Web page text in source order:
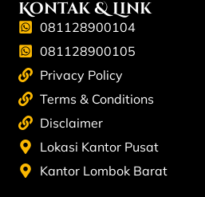
Kontak & Link
081128900104
081128900105
Privacy Policy
Terms & Conditions
Disclaimer
Lokasi Kantor Pusat
Kantor Lombok Barat